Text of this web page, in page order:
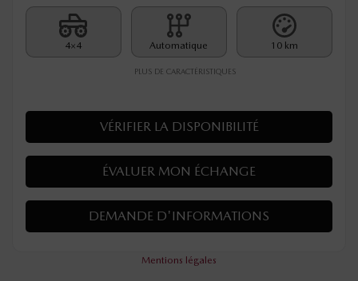
4×4 Automatique 10 km
PLUS DE CARACTÉRISTIQUES
VÉRIFIER LA DISPONIBILITÉ
ÉVALUER MON ÉCHANGE
DEMANDE D'INFORMATIONS
Mentions légales